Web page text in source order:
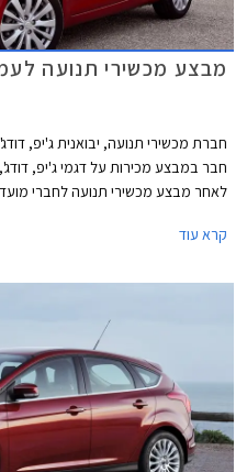
מבצע מכשירי תנועה
חברת מכשירי תנועה, יבואנית ג'יפ,
חבר במבצע מכירות על דגמי ג'יפ,
לאחר מבצע מכשירי תנועה לחברי
ייהנו עמיתי חבר מהטבות שונות:
קרא עוד